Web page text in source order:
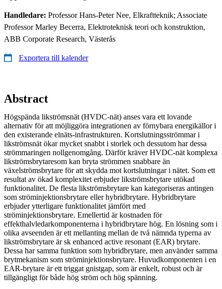
Handledare: Professor Hans-Peter Nee, Elkraftteknik; Associate
Professor Marley Becerra, Elektroteknisk teori och konstruktion,
ABB Corporate Research, Västerås
Exportera till kalender
Abstract
Högspända likströmsnät (HVDC-nät) anses vara ett lovande
alternativ för att möjliggöra integrationen av förnybara energikällor i
den existerande elnäts-infrastrukturen. Kortslutningsströmmar i
likströmsnät ökar mycket snabbt i storlek och dessutom har dessa
strömmaringen nollgenomgång. Därför kräver HVDC-nät komplexa
likströmsbrytaresom kan bryta strömmen snabbare än
växelströmsbrytare för att skydda mot kortslutningar i nätet. Som ett
resultat av ökad komplexitet erbjuder likströmsbrytare utökad
funktionalitet. De flesta likströmsbrytare kan kategoriseras antingen
som ströminjektionsbrytare eller hybridbrytare. Hybridbrytare
erbjuder ytterligare funktionalitet jämfört med
ströminjektionsbrytare. Emellertid är kostnaden för
effekthalvledarkomponenterna i hybridbrytare hög. En lösning som i
olika avseenden är ett mellanting mellan de två nämnda typerna av
likströmsbrytare är sk enhanced active resonant (EAR) brytare.
Dessa har samma funktion som hybridbrytare, men använder samma
brytmekanism som ströminjektionsbrytare. Huvudkomponenten i en
EAR-brytare är ett triggat gnistgap, som är enkelt, robust och är
tillgängligt för både hög ström och hög spänning.